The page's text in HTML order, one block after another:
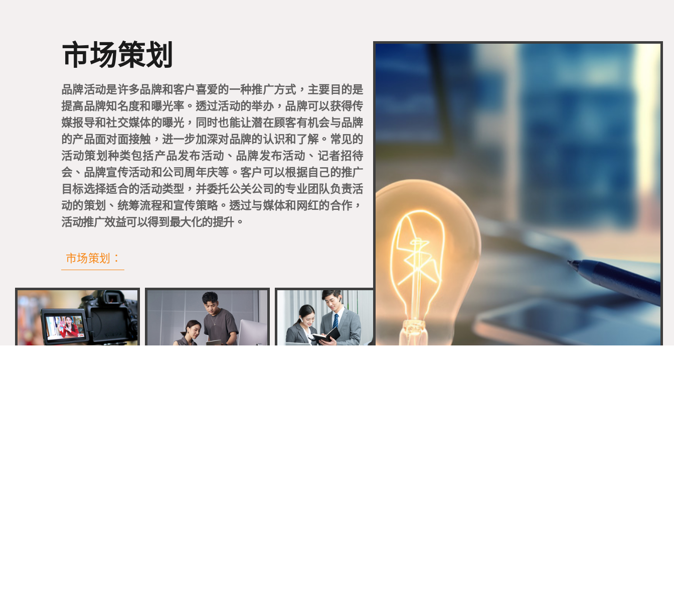
市场策划
品牌活动是许多品牌和客户喜爱的一种推广方式，主要目的是
提高品牌知名度和曝光率。透过活动的举办，品牌可以获得传
媒报导和社交媒体的曝光，同时也能让潜在顾客有机会与品牌
的产品面对面接触，进一步加深对品牌的认识和了解。常见的
活动策划种类包括产品发布活动、品牌发布活动、记者招待
会、品牌宣传活动和公司周年庆等。客户可以根据自己的推广
目标选择适合的活动类型，并委托公关公司的专业团队负责活
动的策划、统筹流程和宣传策略。透过与媒体和网红的合作，
活动推广效益可以得到最大化的提升。
市场策划：